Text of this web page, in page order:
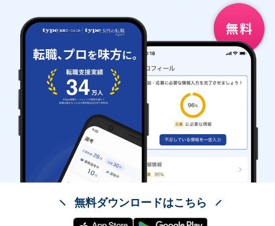
無料ダウンロードはこちら